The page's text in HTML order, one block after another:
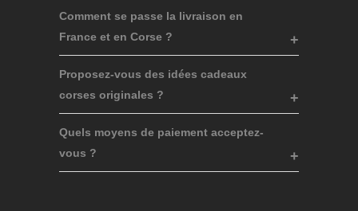
Comment se passe la livraison en
France et en Corse ?
Proposez-vous des idées cadeaux
corses originales ?
Quels moyens de paiement acceptez-
vous ?